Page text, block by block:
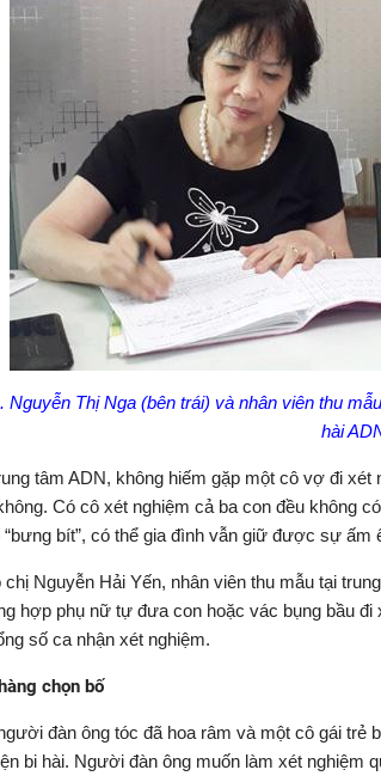
Nguyễn Thị Nga (bên trái) và nhân viên thu
hài
tâm ADN, không hiếm gặp một cô vợ đi
Có cô xét nghiệm cả ba con đều không
“bưng bít”, có thể gia đình vẫn giữ được sự
chị Nguyễn Hải Yến, nhân viên thu mẫu tại
hợp phụ nữ tự đưa con hoặc vác bụng bầu
số ca nhận xét nghiệm.
chọn bố
đàn ông tóc đã hoa râm và một cô gái
bi hài. Người đàn ông muốn làm xét nghiệm